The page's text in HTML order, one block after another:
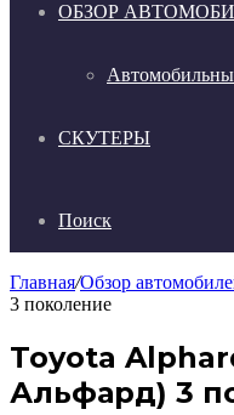
ОБЗОР
СКУТЕРЫ
Поиск
Главная/Обзор
3 поколение
Toyota
Альфард) 3